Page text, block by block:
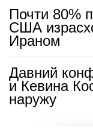
Почти 80%
США
Ираном
Давний
и Кевина
наружу